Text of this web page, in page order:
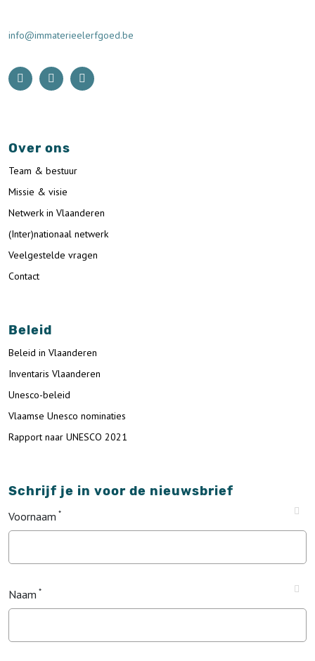
info@immaterieelerfgoed.be
Over ons
Team & bestuur
Missie & visie
Netwerk in Vlaanderen
(Inter)nationaal netwerk
Veelgestelde vragen
Contact
Beleid
Beleid in Vlaanderen
Inventaris Vlaanderen
Unesco-beleid
Vlaamse Unesco nominaties
Rapport naar UNESCO 2021
Schrijf je in voor de nieuwsbrief
Voornaam
Naam